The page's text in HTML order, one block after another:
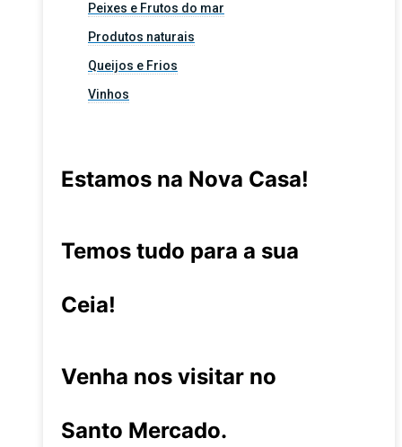
Peixes e Frutos do mar
Produtos naturais
Queijos e Frios
Vinhos
Estamos na Nova Casa!
Temos tudo para a sua
Ceia!
Venha nos visitar no
Santo Mercado.